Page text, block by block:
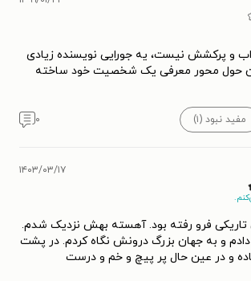
و پرکشش نیست، یه جورایی نویسنده زیادی
حول محور معرفی یک شخصیت خود ساخته
مفید نبود (۱) ۰
۱۴۰۳/۰۳/۱۷
فرو رفته بود. آهسته بهش نزدیک شدم‌‌‌.
و به جهان بزرگ درونش نگاه کردم‌. در پشت
و در عین حال پر پیچ و خم و درست